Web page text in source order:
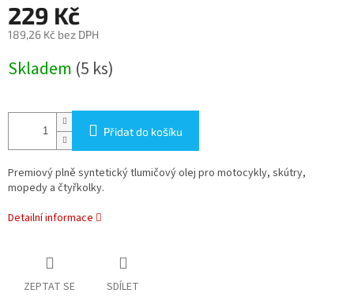
229 Kč
189,26 Kč bez DPH
cena:
Skladem (5 ks)
Přidat do košíku
Premiový plně syntetický tlumičový olej pro motocykly, skútry,
mopedy a čtyřkolky.
Detailní informace
ZEPTAT SE SDÍLET